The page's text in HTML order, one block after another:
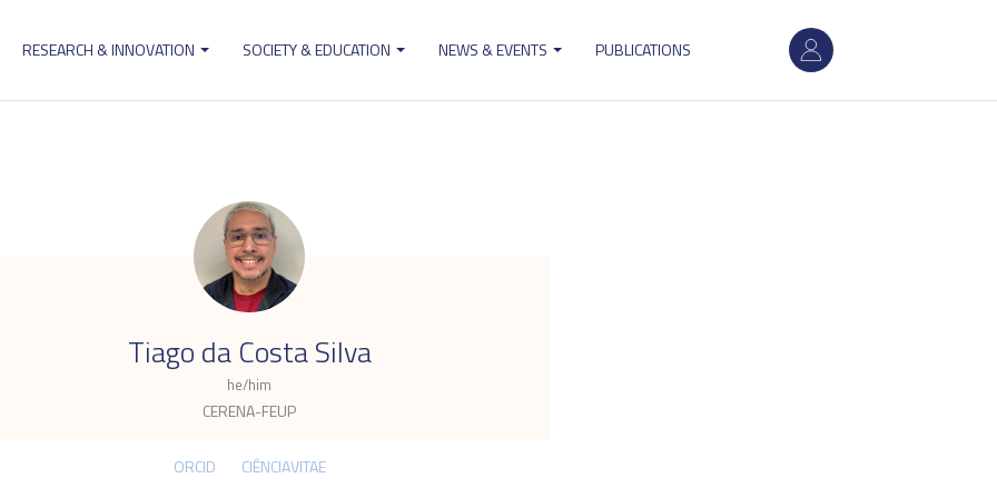
User
account
RESEARCH & INNOVATION SOCIETY & EDUCATION NEWS & EVENTS PUBLICATIONS
Tiago da Costa Silva
he/him
CERENA-FEUP
.
ORCID CIÊNCIAVITAE